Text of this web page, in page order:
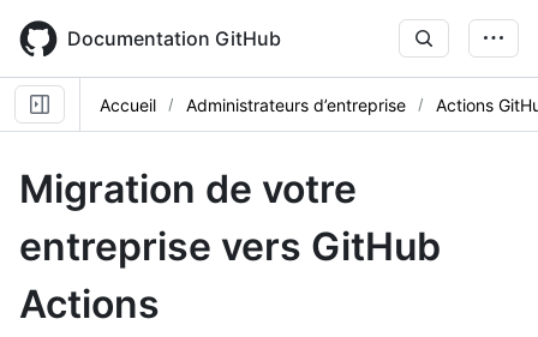
main
content
Documentation GitHub
Accueil Administrateurs d’entreprise Actions
Migration de votre
entreprise vers GitHub
Actions